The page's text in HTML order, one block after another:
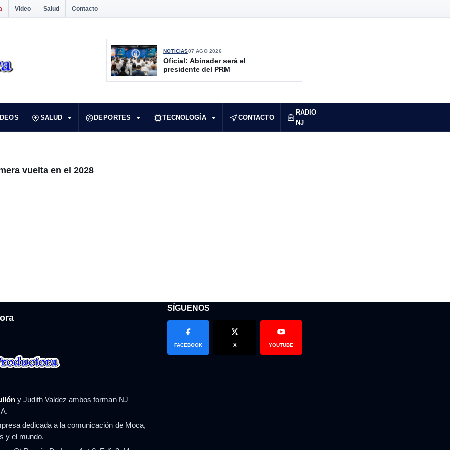
Video Salud Contacto
NOTICIAS07 AGO 2026
Oficial: Abinader será el
presidente del PRM
SALUD DEPORTES TECNOLOGÍA CONTACTO
RADIO
NJ
vuelta en el 2028
y Judith Valdez ambos forman NJ
dedicada a la comunicación de Moca,
y el mundo.
SÍGUENOS
FACEBOOK X YOUTUBE